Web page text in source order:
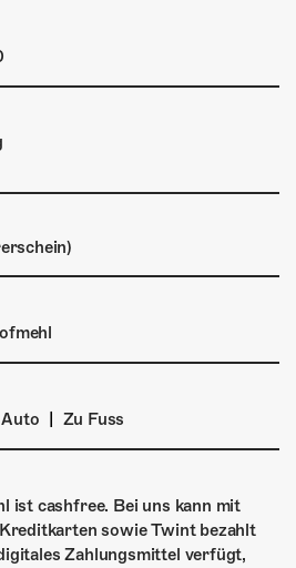
Zu Fuss
ist cashfree. Bei uns kann mit
sowie Twint bezahlt
Zahlungsmittel verfügt,